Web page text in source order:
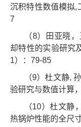
沉积特性数值模拟,
7
（8）田亚晓
却特性的实验研究
1）：79-85
（9）杜文静,
验研究与数值计算
（10）杜文静
热锅炉性能的全尺